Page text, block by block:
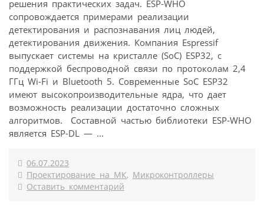
решения практических задач. ESP-WHO
сопровождается примерами реализации
детектирования и распознавания лиц людей,
детектирования движения. Компания Espressif
выпускает системы на кристалле (SoC) ESP32, с
поддержкой беспроводной связи по протоколам 2,4
ГГц Wi-Fi и Bluetooth 5. Современные SoC ESP32
имеют высокопроизводительные ядра, что дает
возможность реализации достаточно сложных
алгоритмов. Составной частью библиотеки ESP-WHO
является ESP-DL — ...
06.07.2023
Проектирование на МК, Микроконтроллеры
Оставить комментарий